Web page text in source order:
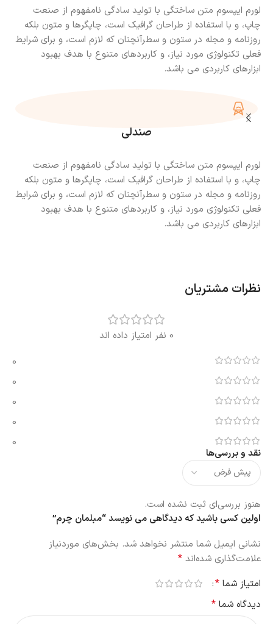
لورم ایپسوم متن ساختگی با تولید سادگی نامفهوم از صنعت
چاپ، و با استفاده از طراحان گرافیک است، چاپگرها و متون بلکه
روزنامه و مجله در ستون و سطرآنچنان که لازم است، و برای شرایط
فعلی تکنولوژی مورد نیاز، و کاربردهای متنوع با هدف بهبود
ابزارهای کاربردی می باشد.
صندلی
لورم ایپسوم متن ساختگی با تولید سادگی نامفهوم از صنعت
چاپ، و با استفاده از طراحان گرافیک است، چاپگرها و متون بلکه
روزنامه و مجله در ستون و سطرآنچنان که لازم است، و برای شرایط
فعلی تکنولوژی مورد نیاز، و کاربردهای متنوع با هدف بهبود
ابزارهای کاربردی می باشد.
نظرات مشتریان
0 نفر امتیاز داده اند
0
0
0
0
0
نقد و بررسی‌ها
هنوز بررسی‌ای ثبت نشده است.
اولین کسی باشید که دیدگاهی می نویسد “مبلمان چرم”
نشانی ایمیل شما منتشر نخواهد شد. بخش‌های موردنیاز
علامت‌گذاری شده‌اند *
امتیاز شما *
دیدگاه شما *